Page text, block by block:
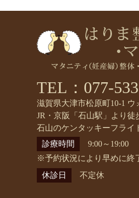
TEL：077-
滋賀県大津市松原町10-1 ウ
JR・京阪「石山駅」より徒
石山のケンタッキーフライ
診療時間
9:00～19:00
※予約状況により早めに終
休診日
不定休